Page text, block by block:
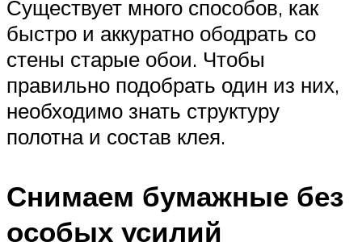
Существует много способов, как
быстро и аккуратно ободрать со
стены старые обои. Чтобы
правильно подобрать один из них,
необходимо знать структуру
полотна и состав клея.
Снимаем бумажные без
особых усилий